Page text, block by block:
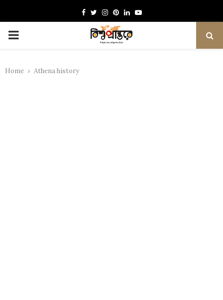
Facebook
TwitterInstagram
Pinterest
LinkedinYoutube
PRIMARY
Home Athena history